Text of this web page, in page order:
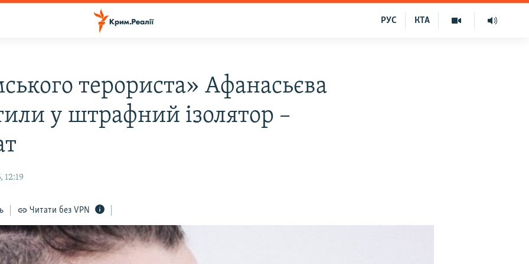
КТА
РУС
терориста» Афанасьєва
у штрафний ізолятор –
12:19
Читати без VPN